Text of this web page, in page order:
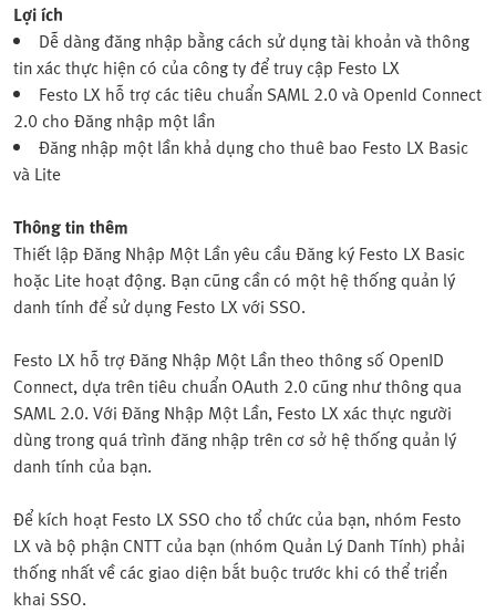
Lợi ích
Dễ dàng đăng nhập bằng cách sử dụng tài khoản và thông
tin xác thực hiện có của công ty để truy cập Festo LX
Festo LX hỗ trợ các tiêu chuẩn SAML 2.0 và OpenId Connect
2.0 cho Đăng nhập một lần
Đăng nhập một lần khả dụng cho thuê bao Festo LX Basic
và Lite
Thông tin thêm
Thiết lập Đăng Nhập Một Lần yêu cầu Đăng ký Festo LX Basic
hoặc Lite hoạt động. Bạn cũng cần có một hệ thống quản lý
danh tính để sử dụng Festo LX với SSO.
Festo LX hỗ trợ Đăng Nhập Một Lần theo thông số OpenID
Connect, dựa trên tiêu chuẩn OAuth 2.0 cũng như thông qua
SAML 2.0. Với Đăng Nhập Một Lần, Festo LX xác thực người
dùng trong quá trình đăng nhập trên cơ sở hệ thống quản lý
danh tính của bạn.
Để kích hoạt Festo LX SSO cho tổ chức của bạn, nhóm Festo
LX và bộ phận CNTT của bạn (nhóm Quản Lý Danh Tính) phải
thống nhất về các giao diện bắt buộc trước khi có thể triển
khai SSO.